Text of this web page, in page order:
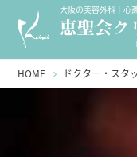
大阪の美容外科｜心
HOME ドクター・スタ